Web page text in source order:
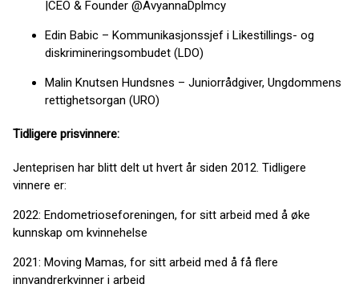
|CEO & Founder @AvyannaDplmcy
Edin Babic – Kommunikasjonssjef i Likestillings- og
diskrimineringsombudet (LDO)
Malin Knutsen Hundsnes – Juniorrådgiver, Ungdommens
rettighetsorgan (URO)
Tidligere prisvinnere:
Jenteprisen har blitt delt ut hvert år siden 2012. Tidligere
vinnere er:
2022: Endometrioseforeningen, for sitt arbeid med å øke
kunnskap om kvinnehelse
2021: Moving Mamas, for sitt arbeid med å få flere
innvandrerkvinner i arbeid